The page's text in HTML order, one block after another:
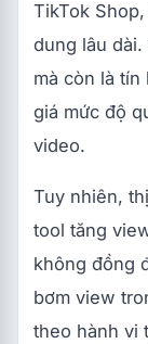
TikTok
dung lâu
mà còn là
giá mức độ
video.
Tuy nhiên,
tool tăng
không đồng
bơm view
theo hành vi